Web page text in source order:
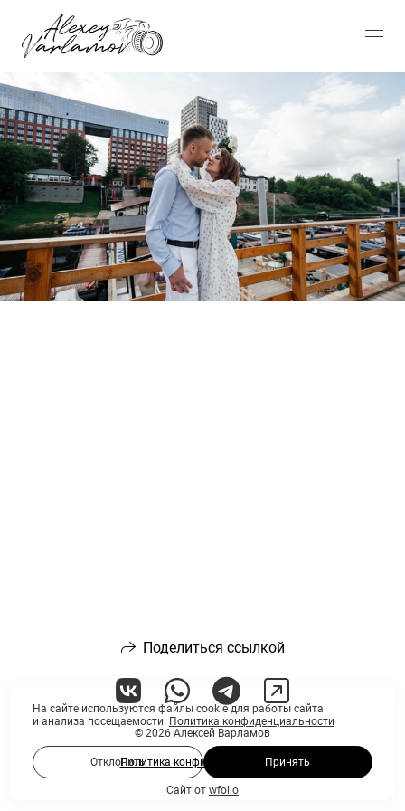
Поделиться ссылкой
© 2026 Алексей Варламов
Политика конфиденциальности
Сайт от wfolio
На сайте используются файлы cookie для работы сайта
и анализа посещаемости. Политика конфиденциальности
Отклонить Принять